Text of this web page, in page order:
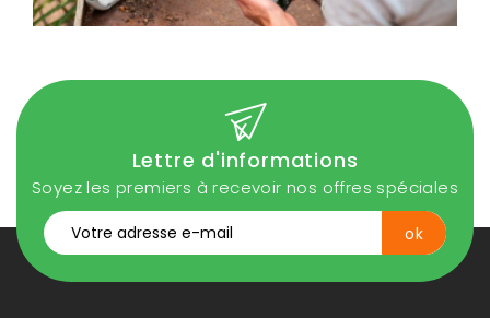
Lettre d'informations
Soyez les premiers à recevoir nos offres spéciales